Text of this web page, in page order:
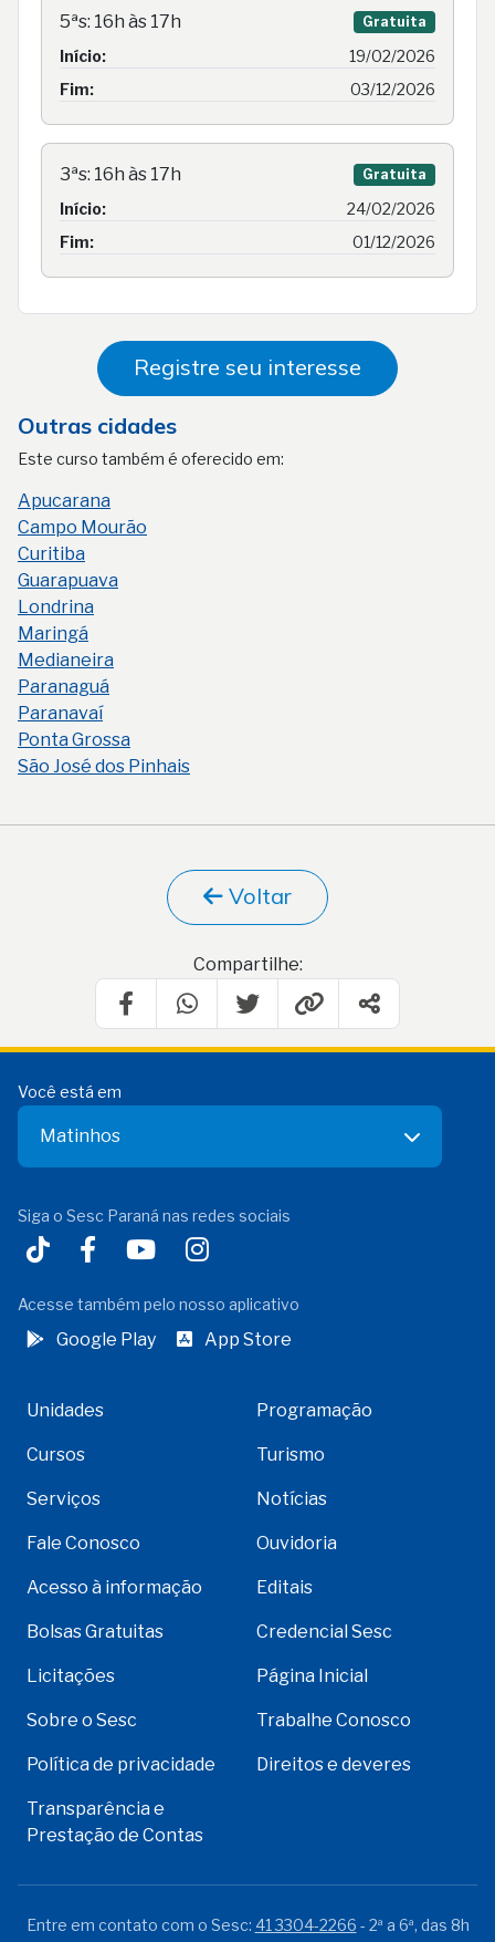
5ªs: 16h às 17h Gratuita
Início:
19/02/2026
Fim:
03/12/2026
3ªs: 16h às 17h Gratuita
Início:
24/02/2026
Fim:
01/12/2026
Registre seu interesse
Outras cidades
Este curso também é oferecido em:
Apucarana
Campo Mourão
Curitiba
Guarapuava
Londrina
Maringá
Medianeira
Paranaguá
Paranavaí
Ponta Grossa
São José dos Pinhais
Voltar
Compartilhe:
Você está em
Matinhos
Siga o Sesc Paraná nas redes sociais
Acesse também pelo nosso aplicativo
Google Play App Store
Unidades Programação
Cursos Turismo
Serviços Notícias
Fale Conosco Ouvidoria
Acesso à informação Editais
Bolsas Gratuitas Credencial Sesc
Licitações Página Inicial
Sobre o Sesc Trabalhe Conosco
Política de privacidade Direitos e deveres
Transparência e
Prestação de Contas
Entre em contato com o Sesc: 41 3304-2266 - 2ª a 6ª, das 8h